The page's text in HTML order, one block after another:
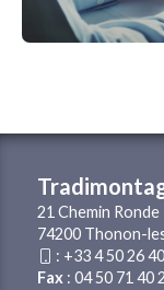
21 Chemin Ronde
74200 Thonon-
: +33 4 50 26
Fax : 04 50 71 40